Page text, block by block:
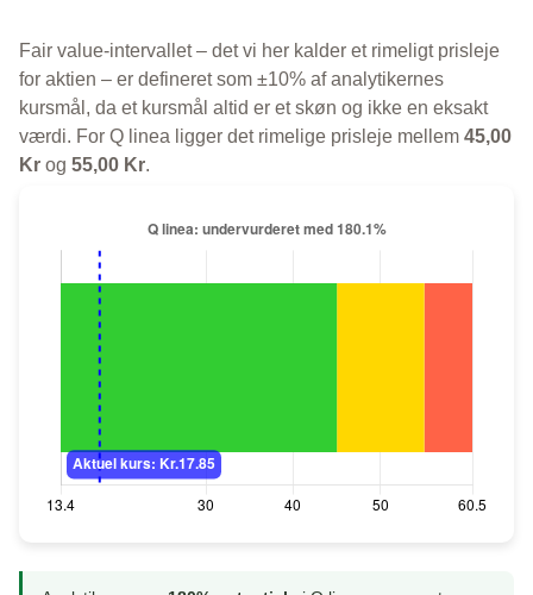
Fair value-intervallet – det vi her kalder et rimeligt prisleje
for aktien – er defineret som ±10% af analytikernes
kursmål, da et kursmål altid er et skøn og ikke en eksakt
værdi. For Q linea ligger det rimelige prisleje mellem 45,00
Kr og 55,00 Kr.